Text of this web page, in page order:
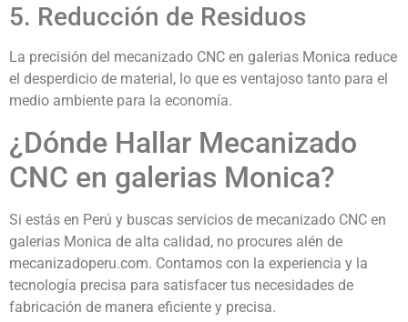
5. Reducción de Residuos
La precisión del mecanizado CNC en galerias Monica reduce
el desperdicio de material, lo que es ventajoso tanto para el
medio ambiente para la economía.
¿Dónde Hallar Mecanizado
CNC en galerias Monica?
Si estás en Perú y buscas servicios de mecanizado CNC en
galerias Monica de alta calidad, no procures alén de
mecanizadoperu.com. Contamos con la experiencia y la
tecnología precisa para satisfacer tus necesidades de
fabricación de manera eficiente y precisa.